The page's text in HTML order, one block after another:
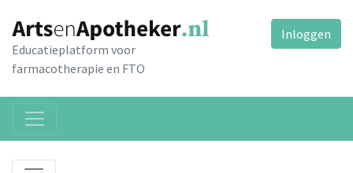
Educatieplatform voor
farmacotherapie en FTO
Inloggen